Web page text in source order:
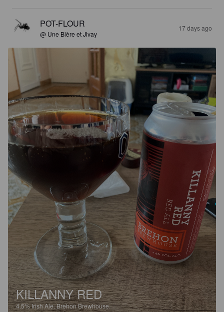
POT-FLOUR
@ Une Bière et Jivay
17 days ago
KILLANNY RED
4.5%Irish Ale.Brehon Brewhouse.